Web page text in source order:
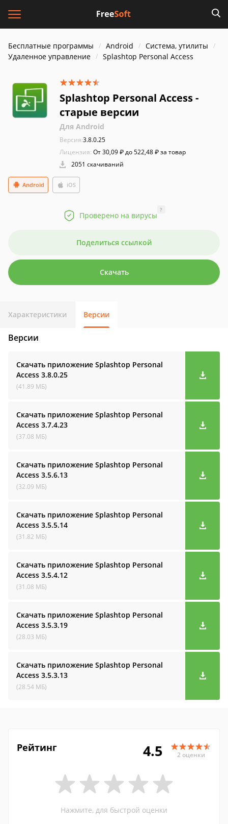
Бесплатные программы Android
Система, утилиты
Удаленное управление
Splashtop Personal Access
Splashtop Personal Access -
старые версии
Для Android
Версия:3.8.0.25
Лицензия: От 30,09 ₽ до 522,48 ₽ за товар
2051 скачиваний
Android iOS
Проверено на вирусы
?
Поделиться ссылкой
Скачать
Характеристики Версии
Версии
Скачать приложение Splashtop Personal
Access 3.8.0.25
(41.89 МБ)
Скачать приложение Splashtop Personal
Access 3.7.4.23
(37.08 МБ)
Скачать приложение Splashtop Personal
Access 3.5.6.13
(32.09 МБ)
Скачать приложение Splashtop Personal
Access 3.5.5.14
(31.82 МБ)
Скачать приложение Splashtop Personal
Access 3.5.4.12
(31.08 МБ)
Скачать приложение Splashtop Personal
Access 3.5.3.19
(28.03 МБ)
Скачать приложение Splashtop Personal
Access 3.5.3.13
(28.54 МБ)
Рейтинг 4.5 2 оценки
Нажмите, для быстрой оценки